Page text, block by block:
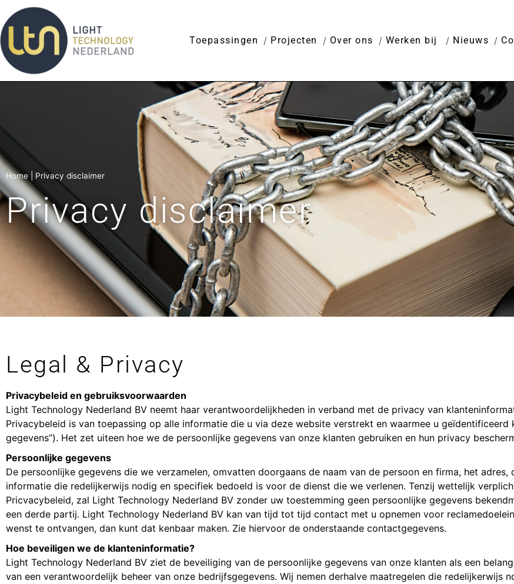
Toepassingen Projecten Over ons Werken bij Nieuws
Home Privacy disclaimer
Privacy disclaimer
Legal & Privacy
Privacybeleid en gebruiksvoorwaarden
Light Technology Nederland BV neemt haar verantwoordelijkheden in verband met de privacy van
Privacybeleid is van toepassing op alle informatie die u via deze website verstrekt en waarmee u geïdentificeerd
gegevens”). Het zet uiteen hoe we de persoonlijke gegevens van onze klanten gebruiken en hun privacy
Persoonlijke gegevens
De persoonlijke gegevens die we verzamelen, omvatten doorgaans de naam van de persoon en firma, het adres,
informatie die redelijkerwijs nodig en specifiek bedoeld is voor de dienst die we verlenen. Tenzij wettelijk
Pricvacybeleid, zal Light Technology Nederland BV zonder uw toestemming geen persoonlijke gegevens
een derde partij. Light Technology Nederland BV kan van tijd tot tijd contact met u opnemen voor
wenst te ontvangen, dan kunt dat kenbaar maken. Zie hiervoor de onderstaande contactgegevens.
Hoe beveiligen we de klanteninformatie?
Light Technology Nederland BV ziet de beveiliging van de persoonlijke gegevens van onze klanten als een
van een verantwoordelijk beheer van onze bedrijfsgegevens. Wij nemen derhalve maatregelen die redelijkerwijs